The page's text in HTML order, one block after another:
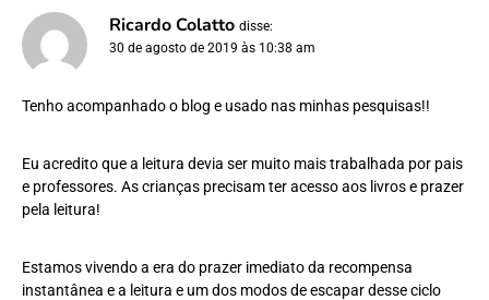
Ricardo Colatto disse:
30 de agosto de 2019 às 10:38 am
Tenho acompanhado o blog e usado nas minhas pesquisas!!
Eu acredito que a leitura devia ser muito mais trabalhada por pais
e professores. As crianças precisam ter acesso aos livros e prazer
pela leitura!
Estamos vivendo a era do prazer imediato da recompensa
instantânea e a leitura e um dos modos de escapar desse ciclo